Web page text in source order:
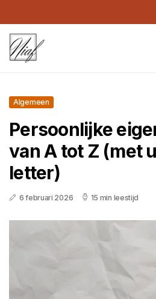
Algemeen
Persoonlijke
van A tot Z (met
letter)
6 februari 2026 15 min leestijd